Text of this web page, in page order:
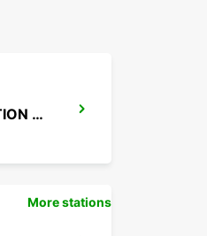
BORLANGE CENTRALSTATION GUSTAF VASA
More stations